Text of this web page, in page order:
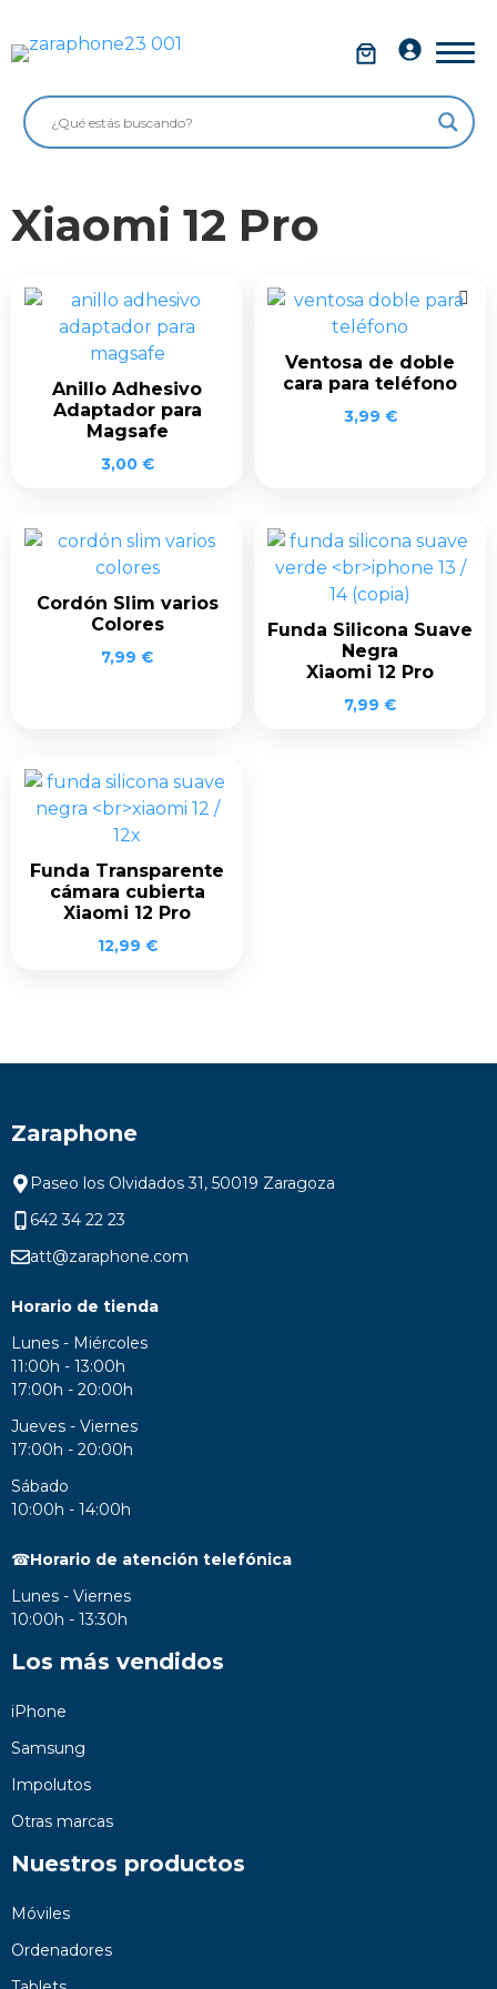
contenidoMóviles
Impolutos
Tablets
Audio
Accesorios
Garantía Zaraphone
Xiaomi 12 Pro
Anillo Adhesivo
Adaptador para
Magsafe
3,00 €
Ventosa de doble
cara para teléfono
3,99 €
Cordón Slim varios
Colores
7,99 €
Funda Silicona Suave
Negra
Xiaomi 12 Pro
7,99 €
Funda Transparente
cámara cubierta
Xiaomi 12 Pro
12,99 €
Zaraphone
Paseo los Olvidados 31, 50019 Zaragoza
642 34 22 23
att@zaraphone.com
Horario de tienda
Lunes - Miércoles
11:00h - 13:00h
17:00h - 20:00h
Jueves - Viernes
17:00h - 20:00h
Sábado
10:00h - 14:00h
☎Horario de atención telefónica
Lunes - Viernes
10:00h - 13:30h
Los más vendidos
iPhone
Samsung
Impolutos
Otras marcas
Nuestros productos
Móviles
Ordenadores